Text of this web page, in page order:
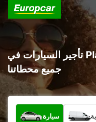
تأجير السيارات في Playa del Carmen : اكتشف
جميع محطاتنا
ما نوع المركبة؟
سيارة